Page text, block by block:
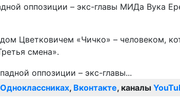
оппозиции – экс-главы МИДа Вука
Цветковичем «Чичко» – человеком,
смена».
Одноклассниках, Вконтакте, каналы